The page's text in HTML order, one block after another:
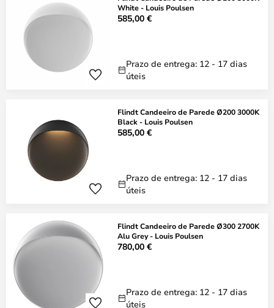
White - Louis Poulsen
585,00 €
Prazo de entrega: 12 - 17 dias
úteis
Flindt Candeeiro de Parede Ø200 3000K
Black - Louis Poulsen
585,00 €
Prazo de entrega: 12 - 17 dias
úteis
Flindt Candeeiro de Parede Ø300 2700K
Alu Grey - Louis Poulsen
780,00 €
Prazo de entrega: 12 - 17 dias
úteis